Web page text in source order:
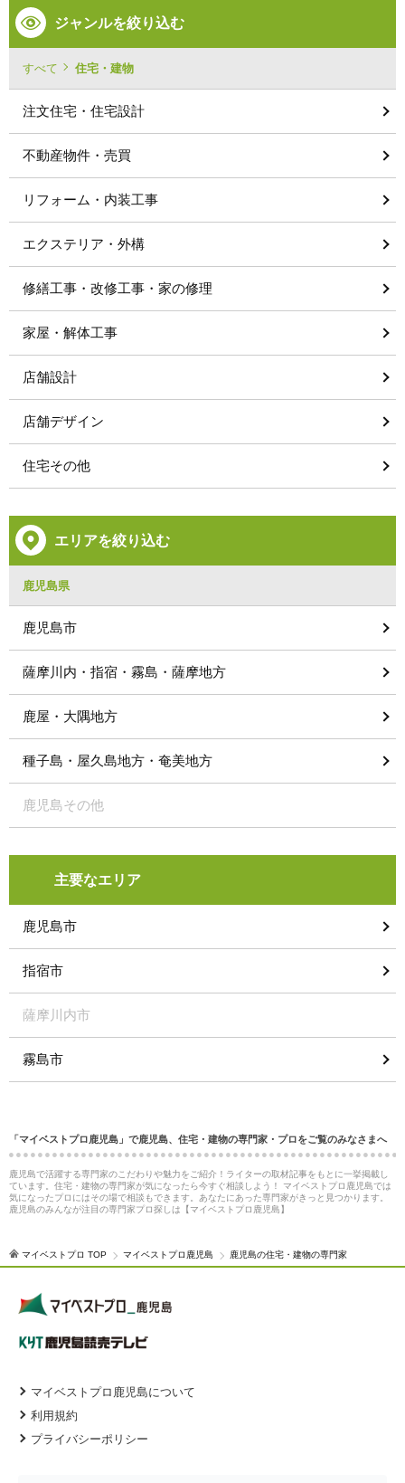
ジャンルを絞り込む
すべて 住宅・建物
注文住宅・住宅設計
不動産物件・売買
リフォーム・内装工事
エクステリア・外構
修繕工事・改修工事・家の修理
家屋・解体工事
店舗設計
店舗デザイン
住宅その他
エリアを絞り込む
鹿児島県
鹿児島市
薩摩川内・指宿・霧島・薩摩地方
鹿屋・大隅地方
種子島・屋久島地方・奄美地方
鹿児島その他
主要なエリア
鹿児島市
指宿市
薩摩川内市
霧島市
「マイベストプロ鹿児島」で鹿児島、住宅・建物の専門家・プロをご覧のみなさまへ
鹿児島で活躍する専門家のこだわりや魅力をご紹介！ライターの取材記事をもとに一挙掲載し
ています。住宅・建物の専門家が気になったら今すぐ相談しよう！ マイベストプロ鹿児島では
気になったプロにはその場で相談もできます。あなたにあった専門家がきっと見つかります。
鹿児島のみんなが注目の専門家プロ探しは【マイベストプロ鹿児島】
マイベストプロ TOP マイベストプロ鹿児島 鹿児島の住宅・建物の専門家
マイベストプロ鹿児島について
利用規約
プライバシーポリシー